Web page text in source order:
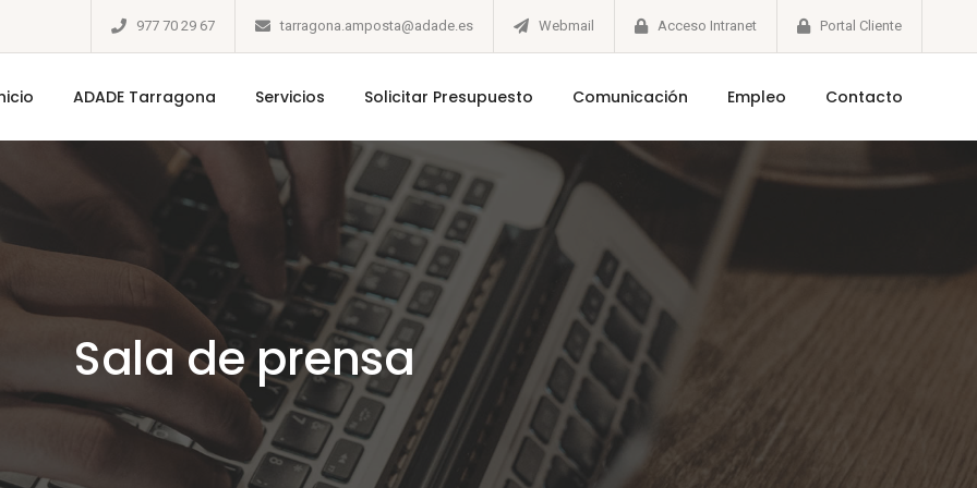
977 70 29 67 tarragona.amposta@adade.es Webmail Acceso Intranet Portal Cliente
ADADE Tarragona Servicios Solicitar Presupuesto Comunicación Empleo Contacto
Sala de prensa